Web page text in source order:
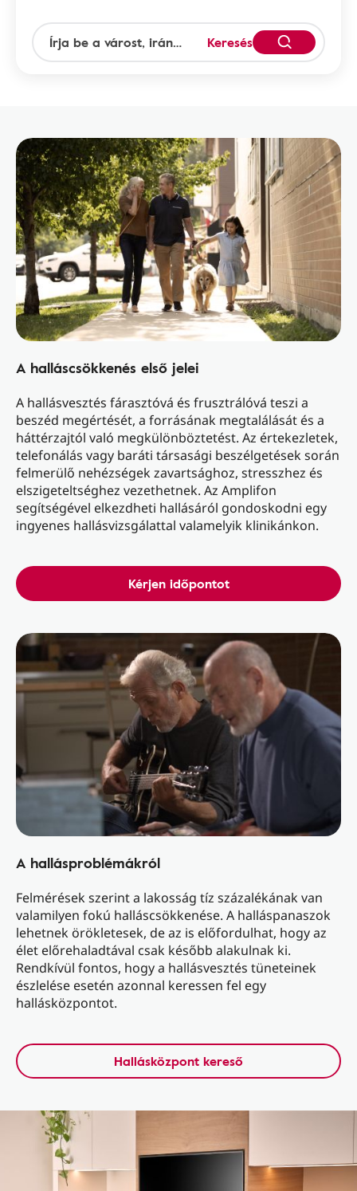
Keresés
A halláscsökkenés első jelei
A hallásvesztés fárasztóvá és frusztrálóvá teszi a
beszéd megértését, a forrásának megtalálását és a
háttérzajtól való megkülönböztetést. Az értekezletek,
telefonálás vagy baráti társasági beszélgetések során
felmerülő nehézségek zavartsághoz, stresszhez és
elszigeteltséghez vezethetnek. Az Amplifon
segítségével elkezdheti hallásáról gondoskodni egy
ingyenes hallásvizsgálattal valamelyik klinikánkon.
Kérjen időpontot
A hallásproblémákról
Felmérések szerint a lakosság tíz százalékának van
valamilyen fokú halláscsökkenése. A halláspanaszok
lehetnek örökletesek, de az is előfordulhat, hogy az
élet előrehaladtával csak később alakulnak ki.
Rendkívül fontos, hogy a hallásvesztés tüneteinek
észlelése esetén azonnal keressen fel egy
hallásközpontot.
Hallásközpont kereső